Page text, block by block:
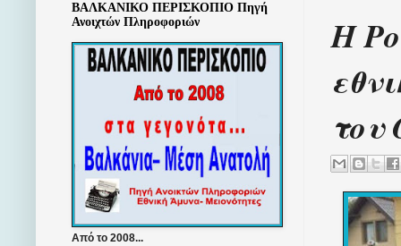
Η
ΒΑΛΚΑΝΙΚΟ ΠΕΡΙΣΚΟΠΙΟ Πηγή
Ανοιχτών Πληροφοριών
Από το 2008...